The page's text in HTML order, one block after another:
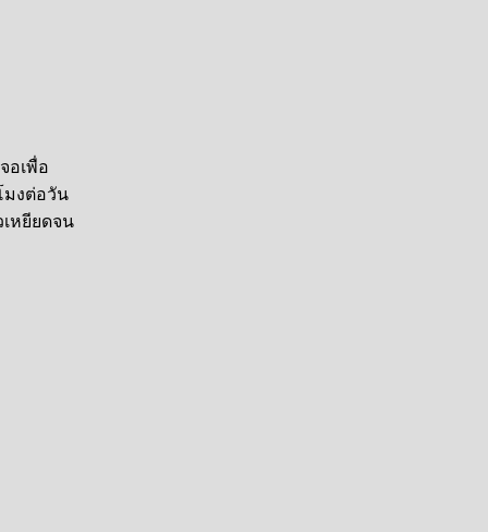
อเพื่อ
มงต่อวัน
หยียดจน